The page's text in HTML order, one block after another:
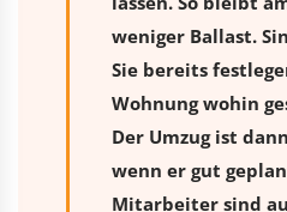
weniger Ballast.
Sie bereits
Wohnung wohin
Der Umzug ist
wenn er gut
Mitarbeiter sind